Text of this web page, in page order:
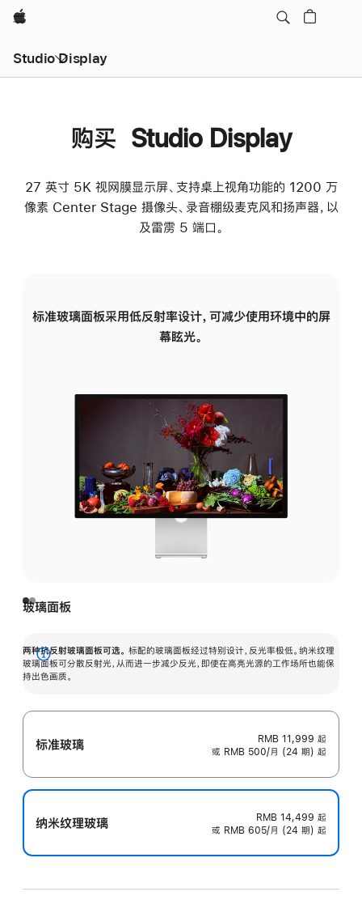
Apple
Studio Display
购买 Studio Display
27 英寸 5K 视网膜显示屏、支持桌上视角功能的 1200 万
像素 Center Stage 摄像头、录音棚级麦克风和扬声器，以
及雷雳 5 端口。
标准玻璃面板采用低反射率设计，可减少使用环境中的屏
幕眩光。
玻璃面板
两种抗反射玻璃面板可选。 标配的玻璃面板经过特别设计，反光率极低。纳米纹理
玻璃面板可分散反射光，从而进一步减少反光，即使在高亮光源的工作场所也能保
持出色画质。
展
开
标准玻璃 RMB 11,999 起
或 RMB 500/月 (24 期) 起
纳米纹理玻璃 RMB 14,499 起
或 RMB 605/月 (24 期) 起